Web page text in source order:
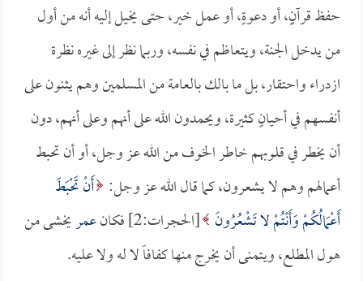
حفظ قرآنٍِ، أو دعوةٍ، أو عمل خير، حتى يخيل إليه أنه من أول
من يدخل الجنة، ويتعاظم في نفسه، وربما نظر إلى غيره نظرة
ازدراء واحتقار، بل ما بالك بالعامة من المسلمين وهم يثنون على
أنفسهم في أحيانٍ كثيرة، ويحمدون الله على أنهم وعلى أنهم، دون
أن يخطر في قلوبهم خاطر الخوف من الله عز وجل، أو أن تحبط
أعمالهم وهم لا يشعرون، كما قال الله عز وجل: أَنْ تَحْبَطَ
أَعْمَالُكُمْ وَأَنْتُمْ لا تَشْعُرُونَ [الحجرات:2] فكان عمريخشى من
هول المطلع، ويتمنى أن يخرج منها كفافاً لا له ولا عليه.